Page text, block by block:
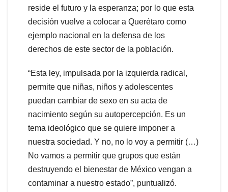
reside el futuro y la esperanza; por lo que esta
decisión vuelve a colocar a Querétaro como
ejemplo nacional en la defensa de los
derechos de este sector de la población.
“Esta ley, impulsada por la izquierda radical,
permite que niñas, niños y adolescentes
puedan cambiar de sexo en su acta de
nacimiento según su autopercepción. Es un
tema ideológico que se quiere imponer a
nuestra sociedad. Y no, no lo voy a permitir (…)
No vamos a permitir que grupos que están
destruyendo el bienestar de México vengan a
contaminar a nuestro estado”, puntualizó.